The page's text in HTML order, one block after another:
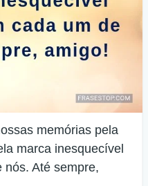
memórias pela
marca inesquecível
nós. Até sempre,